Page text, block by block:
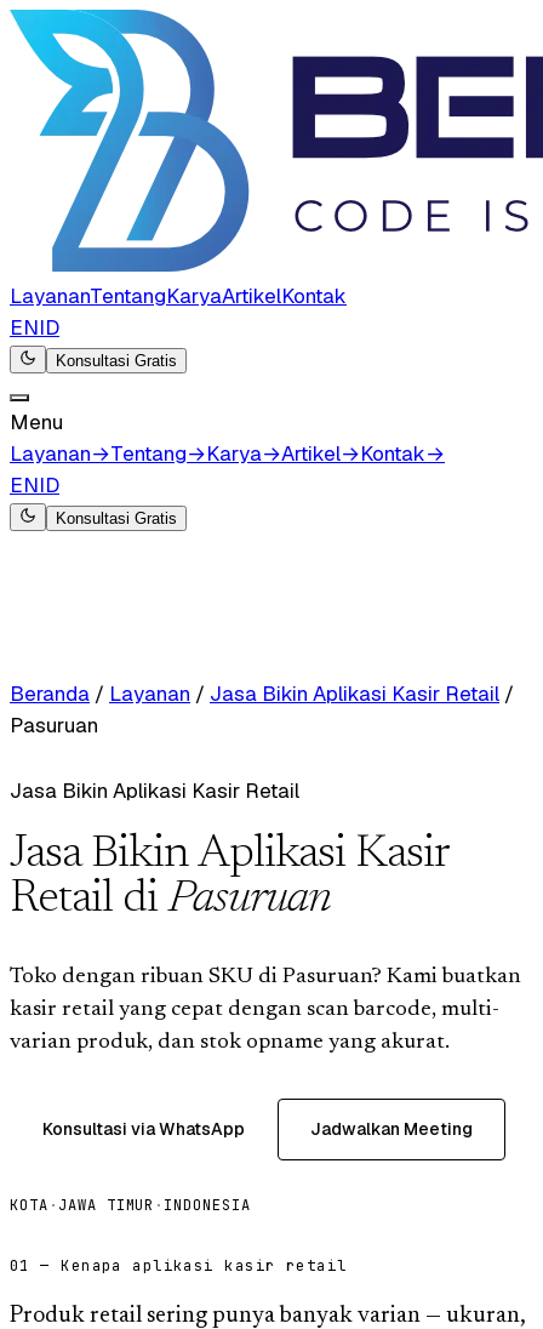
LayananTentangKaryaArtikelKontak
ENID
Konsultasi Gratis
Menu
Layanan→Tentang→Karya→Artikel→Kontak→
ENID
Konsultasi Gratis
Beranda / Layanan / Jasa Bikin Aplikasi Kasir Retail /
Pasuruan
Jasa Bikin Aplikasi Kasir Retail
Jasa Bikin Aplikasi Kasir
Retail diPasuruan
Toko dengan ribuan SKU di Pasuruan? Kami buatkan
kasir retail yang cepat dengan scan barcode, multi-
varian produk, dan stok opname yang akurat.
Konsultasi via WhatsApp Jadwalkan Meeting
KOTA · JAWA TIMUR · INDONESIA
01 — Kenapa aplikasi kasir retail
Produk retail sering punya banyak varian — ukuran,